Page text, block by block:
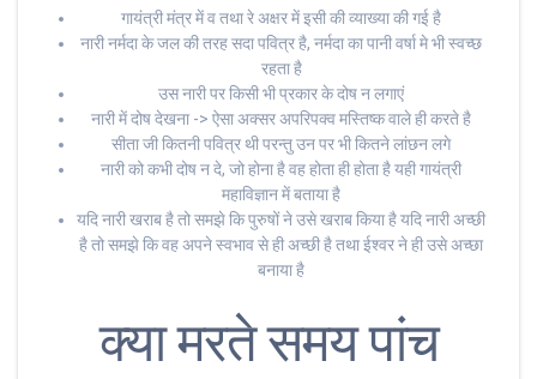
गायंत्री मंत्र में व तथा रे अक्षर में इसी की व्याख्या की गई है
नारी नर्मदा के जल की तरह सदा पवित्र है, नर्मदा का पानी वर्षा मे भी स्वच्छ
रहता है
उस नारी पर किसी भी प्रकार के दोष न लगाएं
नारी में दोष देखना -> ऐसा अक्सर अपरिपक्व मस्तिष्क वाले ही करते है
सीता जी कितनी पवित्र थी परन्तु उन पर भी कितने लांछन लगे
नारी को कभी दोष न दे, जो होना है वह होता ही होता है यही गायंत्री
महाविज्ञान में बताया है
यदि नारी खराब है तो समझे कि पुरुषों ने उसे खराब किया है यदि नारी अच्छी
है तो समझे कि वह अपने स्वभाव से ही अच्छी है तथा ईश्वर ने ही उसे अच्छा
बनाया है
क्या मरते समय पांच